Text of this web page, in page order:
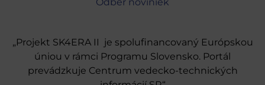
„Projekt SK4ERA II je spolufinancovaný Európskou
úniou v rámci Programu Slovensko. Portál
prevádzkuje Centrum vedecko-technických